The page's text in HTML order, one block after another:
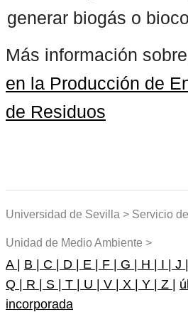
generar biogás o
Más información sobre
en la Producción de
de Residuos
Universidad de Sevilla > Servicio
Unidad de Medio Ambiente >
A | B | C | D | E | F | G | H | I | J |
Q | R | S | T | U | V | X | Y | Z |
incorporada